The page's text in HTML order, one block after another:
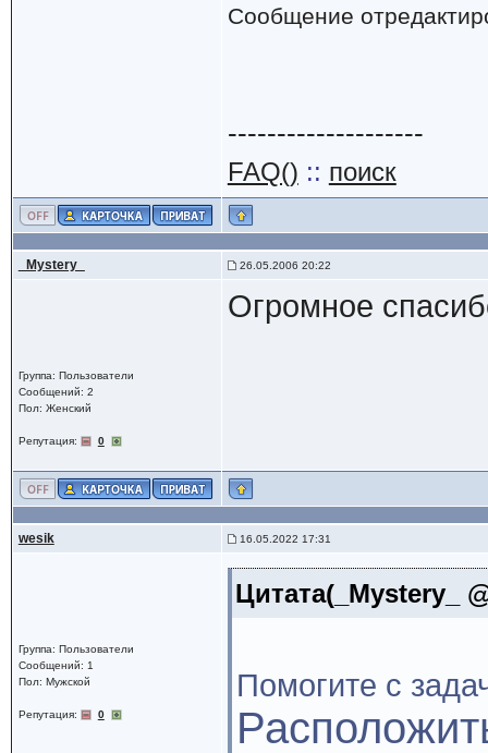
Сообщение
--------------------
FAQ() :: поиск
_Mystery_ 26.05.2006 20:22
Группа: Пользователи
Сообщений: 2
Пол: Женский
Репутация: 0
Огромное
wesik 16.05.2022 17:31
Группа: Пользователи
Сообщений: 1
Пол: Мужской
Репутация: 0
Цитата(_Mystery_
Помогите с